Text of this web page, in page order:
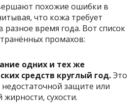
похожие ошибки в
что кожа требует
разное время года. Вот список
промахов:
одних и тех же
средств круглый год.Это
защите или
сухости.